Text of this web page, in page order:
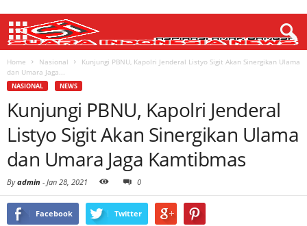
Home Nasional
Kunjungi PBNU, Kapolri Jenderal Listyo Sigit Akan Sinergikan Ulama
dan Umara Jaga...
NASIONAL NEWS
Kunjungi PBNU, Kapolri Jenderal
Listyo Sigit Akan Sinergikan Ulama
dan Umara Jaga Kamtibmas
Byadmin - Jan 28, 2021 0
Facebook Twitter